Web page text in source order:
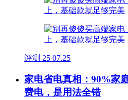
评测 25 07.25
家电省电真相：90%家
费电，是用法全错